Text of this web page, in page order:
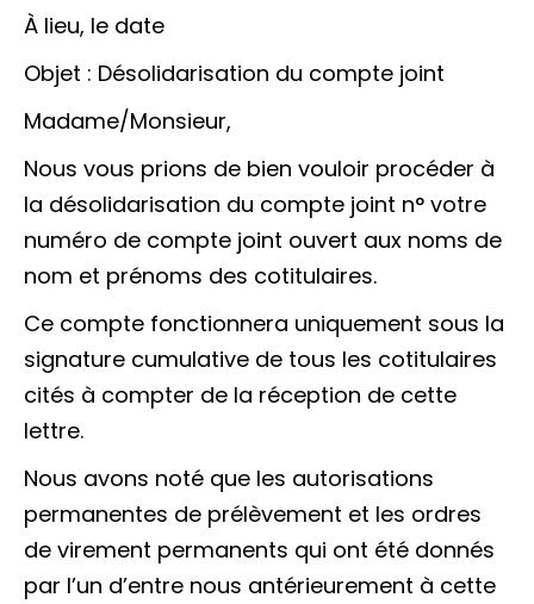
À lieu, le date
Objet : Désolidarisation du compte joint
Madame/Monsieur,
Nous vous prions de bien vouloir procéder à
la désolidarisation du compte joint n° votre
numéro de compte joint ouvert aux noms de
nom et prénoms des cotitulaires.
Ce compte fonctionnera uniquement sous la
signature cumulative de tous les cotitulaires
cités à compter de la réception de cette
lettre.
Nous avons noté que les autorisations
permanentes de prélèvement et les ordres
de virement permanents qui ont été donnés
par l’un d’entre nous antérieurement à cette